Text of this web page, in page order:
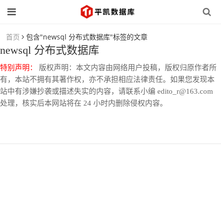
首页 包含"newsql 分布式数据库"标签的文章
newsql 分布式数据库
特别声明：
版权声明：本文内容由网络用户投稿，版权归原作者所
有，本站不拥有其著作权，亦不承担相应法律责任。如果您发现本
站中有涉嫌抄袭或描述失实的内容，请联系小编 edito_r@163.com
处理，核实后本网站将在 24 小时内删除侵权内容。